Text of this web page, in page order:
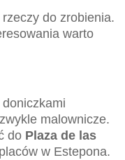
do zrobienia.
warto
malownicze.
do Plaza de las
w Estepona.